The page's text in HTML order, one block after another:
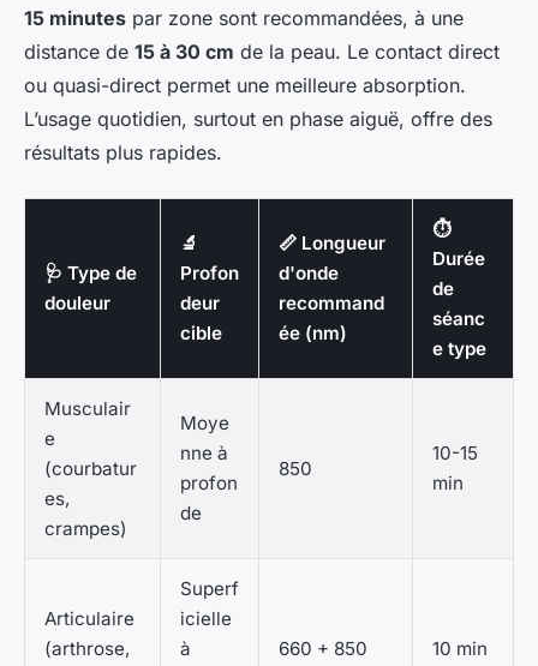
15 minutes par zone sont recommandées, à une
distance de 15 à 30 cm de la peau. Le contact direct
ou quasi-direct permet une meilleure absorption.
L’usage quotidien, surtout en phase aiguë, offre des
résultats plus rapides.
🩺 Type de
douleur
🔬
Profon
deur
cible
📏 Longueur
d'onde
recommand
ée (nm)
⏱️
Durée
de
séanc
e type
Musculair
e
(courbatur
es,
crampes)
Moye
nne à
profon
de
850
10-15
min
Articulaire
(arthrose,
Superf
icielle
à
660 + 850 10 min